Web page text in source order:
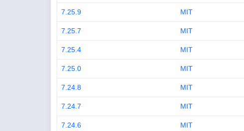
7.25.9 MIT
7.25.7 MIT
7.25.4 MIT
7.25.0 MIT
7.24.8 MIT
7.24.7 MIT
7.24.6 MIT